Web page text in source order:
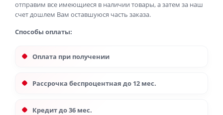
отправим все имеющиеся в наличии товары, а затем за наш
счет дошлем Вам оставшуюся часть заказа.
Способы оплаты:
Оплата при получении
Рассрочка беспроцентная до 12 мес.
Кредит до 36 мес.